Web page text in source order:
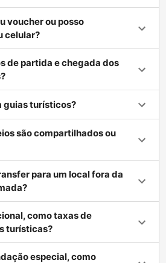
voucher ou posso
celular?
de partida e chegada dos
guias turísticos?
são compartilhados ou
para um local fora da
como taxas de
turísticas?
especial, como